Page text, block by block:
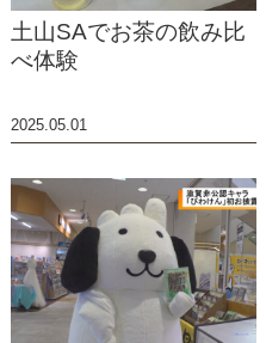
土山SAでお茶の飲み比
べ体験
2025.05.01